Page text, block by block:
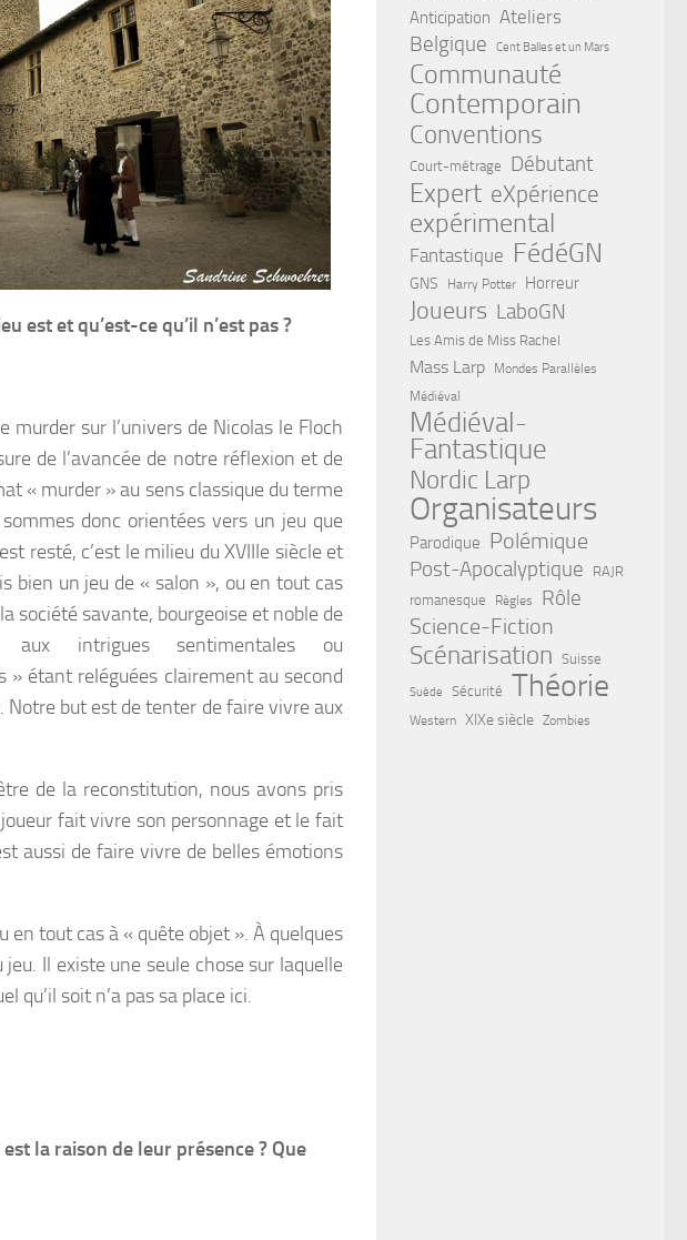
est et qu’est-ce qu’il n’est pas ?
murder sur l’univers de Nicolas le Floch
de l’avancée de notre réflexion et de
« murder » au sens classique du terme
donc orientées vers un jeu que
resté, c’est le milieu du XVIIIe siècle et
bien un jeu de « salon », ou en tout cas
société savante, bourgeoise et noble de
intrigues sentimentales ou
étant reléguées clairement au second
Notre but est de tenter de faire vivre aux
de la reconstitution, nous avons pris
fait vivre son personnage et le fait
aussi de faire vivre de belles émotions
en tout cas à « quête objet ». À quelques
Il existe une seule chose sur laquelle
qu’il soit n’a pas sa place ici.
la raison de leur présence ? Que
Anticipation Ateliers
Belgique Cent Balles et un Mars
Communauté
Contemporain
Conventions
Court-métrage Débutant
Expert eXpérience
expérimental
Fantastique FédéGN
GNS Harry Potter Horreur
Joueurs LaboGN
Les Amis de Miss Rachel
Mass Larp
Mondes Parallèles
Médiéval
Médiéval-
Fantastique
Nordic Larp
Organisateurs
Parodique Polémique
Post-Apocalyptique
RAJR
romanesque
Règles
Rôle
Science-Fiction
Scénarisation Suisse
Suède Sécurité Théorie
Western XIXe siècle Zombies